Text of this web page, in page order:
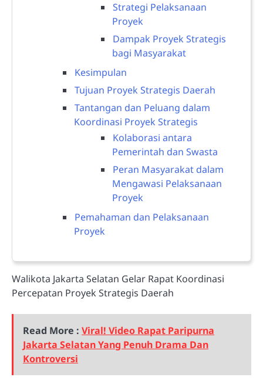
Strategi Pelaksanaan
Proyek
Dampak Proyek Strategis
bagi Masyarakat
Kesimpulan
Tujuan Proyek Strategis Daerah
Tantangan dan Peluang dalam
Koordinasi Proyek Strategis
Kolaborasi antara
Pemerintah dan Swasta
Peran Masyarakat dalam
Mengawasi Pelaksanaan
Proyek
Pemahaman dan Pelaksanaan
Proyek
Walikota Jakarta Selatan Gelar Rapat Koordinasi
Percepatan Proyek Strategis Daerah
Read More :Viral! Video Rapat Paripurna
Jakarta Selatan Yang Penuh Drama Dan
Kontroversi